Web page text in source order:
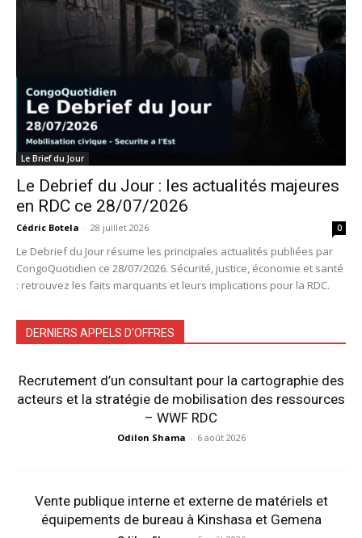
Le Brief du Jour
Le Debrief du Jour : les actualités majeures
en RDC ce 28/07/2026
Cédric Botela - 28 juillet 2026 0
Le Debrief du Jour résume les principales actualités publiées par
CongoQuotidien ce 28/07/2026. Sécurité, justice, économie et santé
: retrouvez les faits marquants et leurs implications pour la RDC.
DERNIERS APPELS D'OFFRES
Recrutement d’un consultant pour la cartographie des
acteurs et la stratégie de mobilisation des ressources
– WWF RDC
Odilon Shama - 6 août 2026
Vente publique interne et externe de matériels et
équipements de bureau à Kinshasa et Gemena